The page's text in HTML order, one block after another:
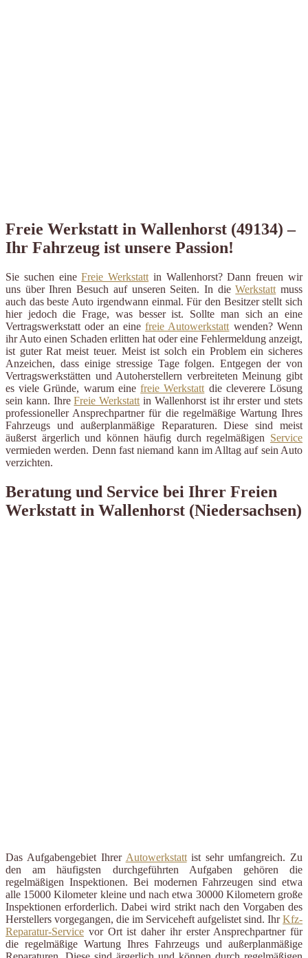
Freie Werkstatt in Wallenhorst (49134) –
Ihr Fahrzeug ist unsere Passion!
Sie suchen eineFreie Werkstatt in Wallenhorst? Dann freuen wir
uns über Ihren Besuch auf unseren Seiten. In dieWerkstatt muss
auch das beste Auto irgendwann einmal. Für den Besitzer stellt sich
hier jedoch die Frage, was besser ist. Sollte man sich an eine
Vertragswerkstatt oder an einefreie Autowerkstatt wenden? Wenn
ihr Auto einen Schaden erlitten hat oder eine Fehlermeldung anzeigt,
ist guter Rat meist teuer. Meist ist solch ein Problem ein sicheres
Anzeichen, dass einige stressige Tage folgen. Entgegen der von
Vertragswerkstätten und Autoherstellern verbreiteten Meinung gibt
es viele Gründe, warum einefreie Werkstatt die cleverere Lösung
sein kann. IhreFreie Werkstatt in Wallenhorst ist ihr erster und stets
professioneller Ansprechpartner für die regelmäßige Wartung Ihres
Fahrzeugs und außerplanmäßige Reparaturen. Diese sind meist
äußerst ärgerlich und können häufig durch regelmäßigen Service
vermieden werden. Denn fast niemand kann im Alltag auf sein Auto
verzichten.
Beratung und Service bei Ihrer Freien
Werkstatt in Wallenhorst (Niedersachsen)
Das Aufgabengebiet Ihrer Autowerkstattist sehr umfangreich. Zu
den am häufigsten durchgeführten Aufgaben gehören die
regelmäßigen Inspektionen. Bei modernen Fahrzeugen sind etwa
alle 15000 Kilometer kleine und nach etwa 30000 Kilometern große
Inspektionen erforderlich. Dabei wird strikt nach den Vorgaben des
Herstellers vorgegangen, die im Serviceheft aufgelistet sind. IhrKfz-
Reparatur-Service vor Ort ist daher ihr erster Ansprechpartner für
die regelmäßige Wartung Ihres Fahrzeugs und außerplanmäßige